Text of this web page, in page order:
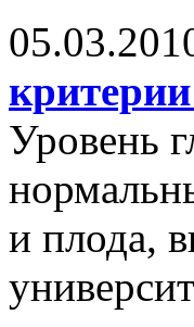
Уровень
и плода,